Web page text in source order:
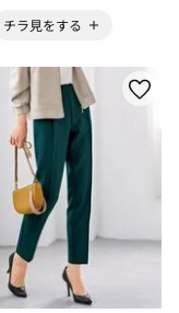
チラ見をする